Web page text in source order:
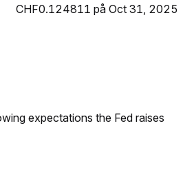
CHF0.124811 på Oct 31, 2025
expectations the Fed raises